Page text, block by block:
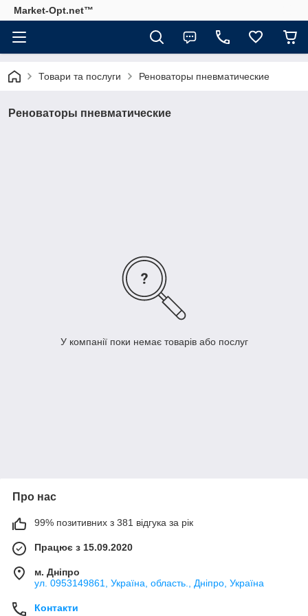
Market-Opt.net™
Товари та послуги Реноваторы пневматические
Реноваторы пневматические
У компанії поки немає товарів або послуг
Про нас
99% позитивних з 381 відгука за рік
Працює з 15.09.2020
м. Дніпро
ул. 0953149861, Україна, область., Дніпро, Україна
Контакти